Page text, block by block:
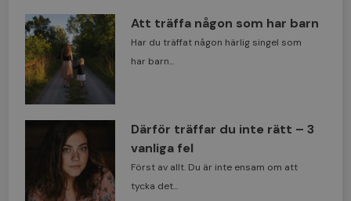
Att träffa någon som har barn
Har du träffat någon härlig singel som
har barn...
Därför träffar du inte rätt – 3
vanliga fel
Först av allt. Du är inte ensam om att
tycka det...